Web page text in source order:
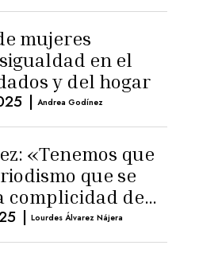
mujeres
en el
y del hogar
| Andrea Godínez
«Tenemos que
que se
complicidad de
| Lourdes Álvarez Nájera